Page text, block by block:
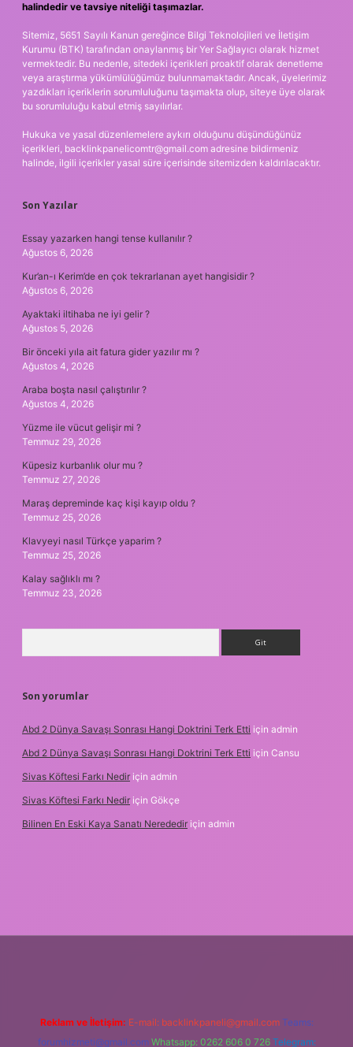
halindedir ve tavsiye niteliği taşımazlar.
Sitemiz, 5651 Sayılı Kanun gereğince Bilgi Teknolojileri ve İletişim
Kurumu (BTK) tarafından onaylanmış bir Yer Sağlayıcı olarak hizmet
vermektedir. Bu nedenle, sitedeki içerikleri proaktif olarak denetleme
veya araştırma yükümlülüğümüz bulunmamaktadır. Ancak, üyelerimiz
yazdıkları içeriklerin sorumluluğunu taşımakta olup, siteye üye olarak
bu sorumluluğu kabul etmiş sayılırlar.
Hukuka ve yasal düzenlemelere aykırı olduğunu düşündüğünüz
içerikleri, backlinkpanelicomtr@gmail.com adresine bildirmeniz
halinde, ilgili içerikler yasal süre içerisinde sitemizden kaldırılacaktır.
Son Yazılar
Essay yazarken hangi tense kullanılır ?
Ağustos 6, 2026
Kur’an-ı Kerim’de en çok tekrarlanan ayet hangisidir ?
Ağustos 6, 2026
Ayaktaki iltihaba ne iyi gelir ?
Ağustos 5, 2026
Bir önceki yıla ait fatura gider yazılır mı ?
Ağustos 4, 2026
Araba boşta nasıl çalıştırılır ?
Ağustos 4, 2026
Yüzme ile vücut gelişir mi ?
Temmuz 29, 2026
Küpesiz kurbanlık olur mu ?
Temmuz 27, 2026
Maraş depreminde kaç kişi kayıp oldu ?
Temmuz 25, 2026
Klavyeyi nasıl Türkçe yaparim ?
Temmuz 25, 2026
Kalay sağlıklı mı ?
Temmuz 23, 2026
Son yorumlar
Abd 2 Dünya Savaşı Sonrası Hangi Doktrini Terk Etti için admin
Abd 2 Dünya Savaşı Sonrası Hangi Doktrini Terk Etti için Cansu
Sivas Köftesi Farkı Nedir için admin
Sivas Köftesi Farkı Nedir için Gökçe
Bilinen En Eski Kaya Sanatı Nerededir için admin
Reklam ve İletişim: E-mail: backlinkpaneli@gmail.com Teams:
forumhizmeti@gmail.com Whatsapp: 0262 606 0 726 Telegram: